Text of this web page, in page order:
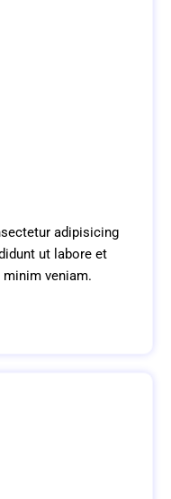
adipisicing
ut labore et
veniam.